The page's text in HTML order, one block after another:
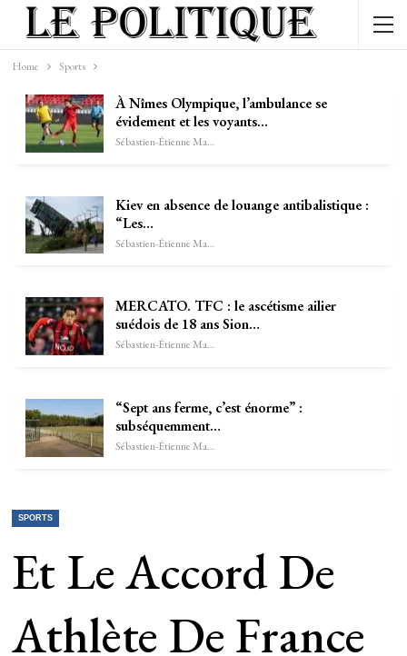
Home Sports
À Nîmes Olympique, l’ambulance se
évidement et les voyants…
Sébastien-Étienne Marechal
Kiev en absence de louange antibalistique :
“Les…
Sébastien-Étienne Marechal
MERCATO. TFC : le ascétisme ailier
suédois de 18 ans Sion…
Sébastien-Étienne Marechal
“Sept ans ferme, c’est énorme” :
subséquemment…
Sébastien-Étienne Marechal
SPORTS
Et Le Accord De
Athlète De France